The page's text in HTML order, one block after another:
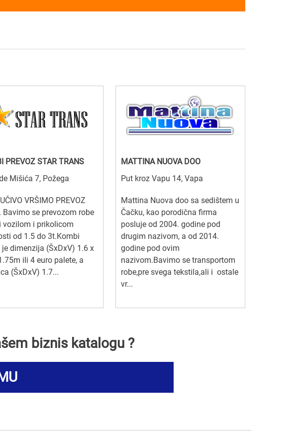
PREVOZ STAR TRANS
Mišića 7, Požega
VRŠIMO PREVOZ
Bavimo se prevozom robe
vozilom i prikolicom
od 1.5 do 3t.Kombi
dimenzija (ŠxDxV) 1.6 x
ili 4 euro palete, a
(ŠxDxV) 1.7...
MATTINA NUOVA DOO
Put kroz Vapu 14, Vapa
Mattina Nuova doo sa sedištem u
Čačku, kao porodična firma
posluje od 2004. godine pod
drugim nazivom, a od 2014.
godine pod ovim
nazivom.Bavimo se transportom
robe,pre svega tekstila,ali i ostale
vr...
biznis katalogu ?